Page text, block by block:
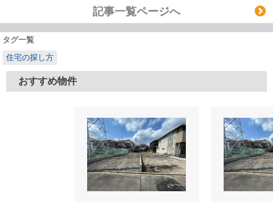
記事一覧ページへ
タグ一覧
住宅の探し方
おすすめ物件